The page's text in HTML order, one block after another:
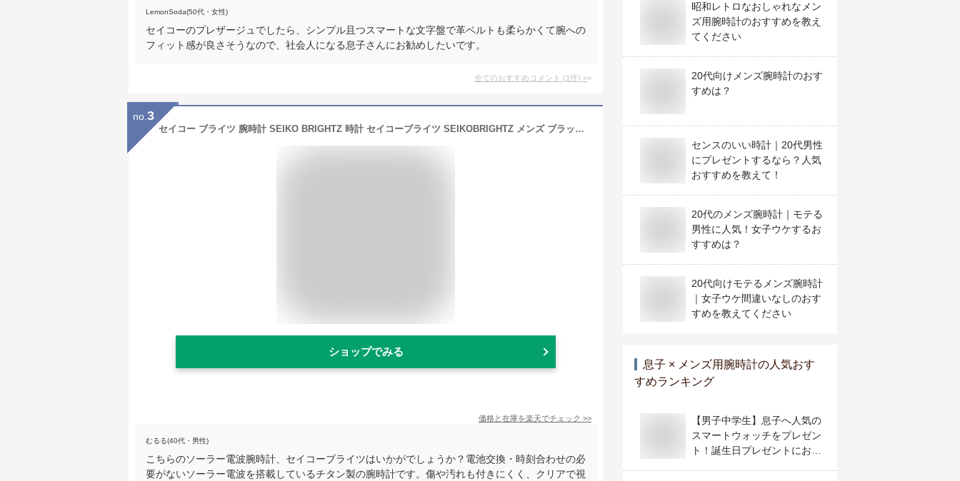
LemonSoda(50代・女性)
セイコーのプレザージュでしたら、シンプル且つスマートな文字盤で革ベルトも柔らかくて腕への
フィット感が良さそうなので、社会人になる息子さんにお勧めしたいです。
全てのおすすめコメント (1件) >
no. 3
セイコー ブライツ 腕時計 SEIKO BRIGHTZ 時計 セイコーブライツ SEIKOBRIGHTZ メンズ ブラック メタル ベルト 正規品 ソーラー 電波修正 軽い 強い 防水 シルバー シンプル プレゼント ギフト 新生活 母の日 父の日 旅行 観光 遠足 クリスマス
ショップでみる
価格と在庫を楽天でチェック >>
むるる(40代・男性)
こちらのソーラー電波腕時計、セイコーブライツはいかがでしょうか？電池交換・時刻合わせの必
要がないソーラー電波を搭載しているチタン製の腕時計です。傷や汚れも付きにくく、クリアで視
昭和レトロなおしゃれなメン
ズ用腕時計のおすすめを教え
てください
20代向けメンズ腕時計のおす
すめは？
センスのいい時計｜20代男性
にプレゼントするなら？人気
おすすめを教えて！
20代のメンズ腕時計｜モテる
男性に人気！女子ウケするお
すすめは？
20代向けモテるメンズ腕時計
｜女子ウケ間違いなしのおす
すめを教えてください
息子 × メンズ用腕時計の人気おす
すめランキング
【男子中学生】息子へ人気の
スマートウォッチをプレゼン
ト！誕生日プレゼントにおす